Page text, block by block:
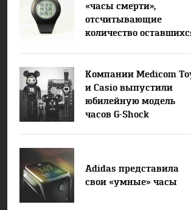
«часы смерти»,
отсчитывающие
количество
Компании Medicom
и Casio выпустили
юбилейную модель
часов G-Shock
Adidas представила
свои «умные» часы